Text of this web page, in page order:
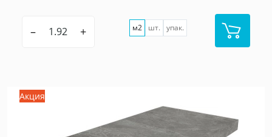
– + м2 шт. упак.
Акция